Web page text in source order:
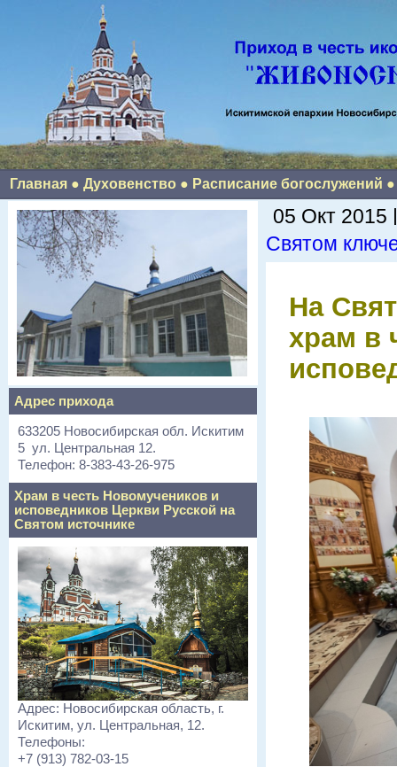
Главная ●Духовенство ● Расписание богослужений
Адрес прихода
633205 Новосибирская обл. Искитим
5 ул. Центральная 12.
Телефон: 8-383-43-26-975
Храм в честь Новомучеников и
исповедников Церкви Русской на
Святом источнике
Адрес: Новосибирская область, г.
Искитим, ул. Центральная, 12.
Телефоны:
+7 (913) 782-03-15
05 Окт 2015
Святом
На
храм в